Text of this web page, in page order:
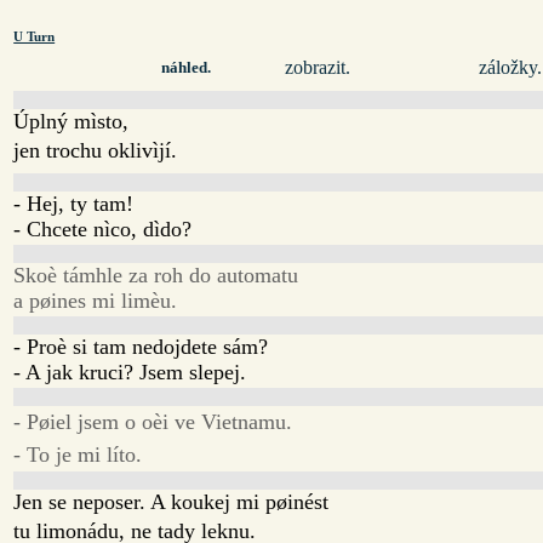
U Turn
náhled. zobrazit. záložky.
Úplný mìsto,
jen trochu oklivìjí.
- Hej, ty tam!
- Chcete nìco, dìdo?
Skoè támhle za roh do automatu
a pøines mi limèu.
- Proè si tam nedojdete sám?
- A jak kruci? Jsem slepej.
- Pøiel jsem o oèi ve Vietnamu.
- To je mi líto.
Jen se neposer. A koukej mi pøinést
tu limonádu, ne tady leknu.